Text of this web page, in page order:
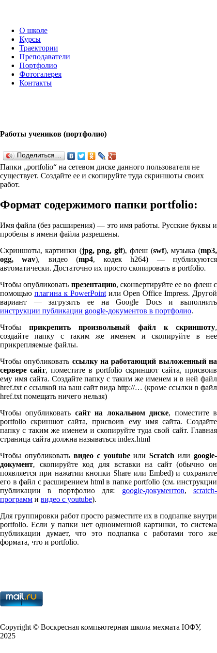
О школе
Курсы
Траектории
Преподаватели
Портфолио
Фотогалерея
Контакты
Работы учеников (портфолио)
Поделиться…
Папки „port­fo­lio“ на сетевом диске данного пользователя не
существует. Создайте ее и скопируйте туда скриншоты своих
работ.
Формат содержимого папки port­fo­lio:
Имя файла (без расширения) — это имя работы. Русские буквы и
пробелы в имени файла разрешены.
Скриншоты, картинки (jpg, png, gif), флеш (swf), музыка (mp3,
ogg, wav), видео (mp4, кодек h264) — публикуются
автоматически. Достаточно их просто скопировать в port­fo­lio.
Чтобы опубликовать презентацию, сконвертируйте ее во флеш с
помощью плагина к Pow­er­Pointили Open Office Impress. Другой
вариант — загрузить ее на Google Docs и выполнить
инструкции публикации google-документов в портфолио.
Чтобыприкрепить произвольный файл к скриншоту,
создайте папку с таким же именем и скопируйте в нее
прикрепляемые файлы.
Чтобы опубликовать ссылку на работающий выложенный на
сервере сайт, поместите в port­fo­lio скриншот сайта, присвоив
ему имя сайта. Создайте папку с таким же именем и в ней файл
href.txt с ссылкой на ваш сайт вида http://… (кроме ссылки в файл
href.txt помещать ничего нельзя)
Чтобы опубликовать сайт на локальном диске, поместите в
port­fo­lio скриншот сайта, присвоив ему имя сайта. Создайте
папку с таким же именем и скопируйте туда свой сайт. Главная
страница сайта должна называться index.html
Чтобы опубликовать видео с youtubeилиScratch или google-
документ, скопируйте код для вставки на сайт (обычно он
появляется при нажатии кнопки Share или Embed) и сохраните
его в файл с расширением html в папке port­fo­lio (см. инструкции
публикации в портфолио для: google-документов,scratch-
программ и видео с youtube).
Для группировки работ просто разместите их в подпапке внутри
port­fo­lio. Если у папки нет одноименной картинки, то система
публикации думает, что это подпапка с работами того же
формата, что и port­fo­lio.
Copy­right © Воскресная компьютерная школа мехмата ЮФУ,
2025